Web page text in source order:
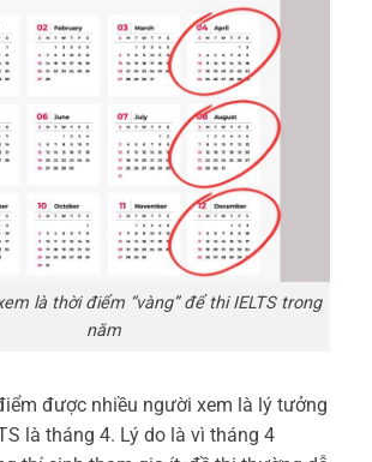
là thời điểm “vàng” để thi IELTS trong
năm
được nhiều người xem là lý tưởng
là tháng 4. Lý do là vì tháng 4